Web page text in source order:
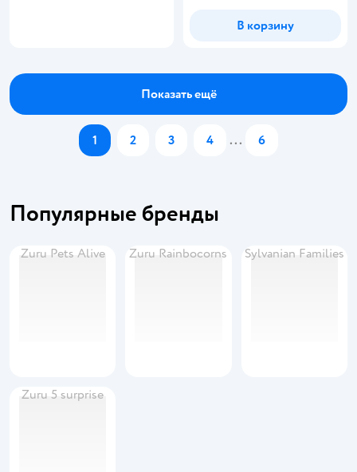
В корзину
Показать ещё
1 2 3 4 ... 6
Популярные бренды
Zuru Pets Alive Zuru Rainbocorns Sylvanian Families
Zuru 5 surprise